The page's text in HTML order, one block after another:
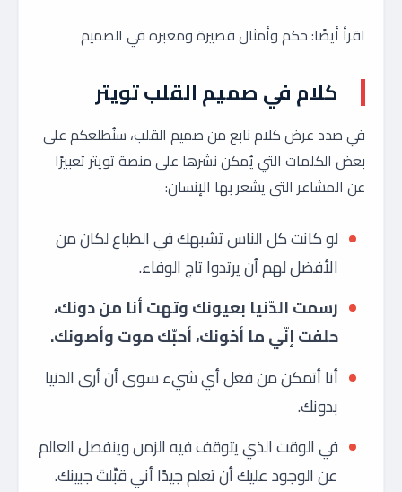
اقرأ أيضًا: حكم وأمثال قصيرة ومعبره في الصميم
كلام في صميم القلب تويتر
في صدد عرض كلام نابع من صميم القلب، سنُطلعكم على
بعض الكلمات التي يُمكن نشرها على منصة تويتر تعبيرًا
عن المشاعر التي يشعر بها الإنسان:
لو كانت كل الناس تشبهك في الطباع لكان من
الأفضل لهم أن يرتدوا تاج الوفاء.
رسمت الدّنيا بعيونك وتهت أنا من دونك،
حلفت إنّي ما أخونك، أحبّك موت وأصونك.
أنا أتمكن من فعل أي شيء سوى أن أرى الدنيا
بدونك.
في الوقت الذي يتوقف فيه الزمن وينفصل العالم
عن الوجود عليك أن تعلم جيدًا أني قبِّلتَ جبينك.